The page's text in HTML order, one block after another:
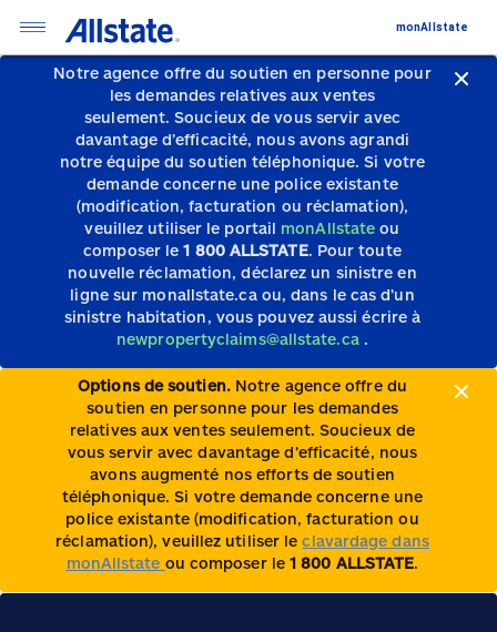
Notre agence offre du soutien en personne pour
les demandes relatives aux ventes
seulement.Soucieux de vous servir avec
davantage d’efficacité, nous avons agrandi
notre équipe du soutien téléphonique.Si votre
demande concerne une police existante
(modification, facturation ou réclamation),
veuillez utiliser le portail monAllstate ou
composer le1 800 ALLSTATE. Pour toute
nouvelle réclamation, déclarez un sinistre en
ligne sur monallstate.ca ou, dans le cas d’un
sinistre habitation, vous pouvez aussi écrire à
newpropertyclaims@allstate.ca .
Options de soutien.Notre agence offre du
soutien en personne pour les demandes
relatives aux ventes seulement. Soucieux de
vous servir avec davantage d’efficacité, nous
avons augmenté nos efforts de soutien
téléphonique. Si votre demande concerne une
police existante (modification, facturation ou
réclamation), veuillez utiliser leclavardage dans
monAllstate ou composer le1 800 ALLSTATE.
monAllstate